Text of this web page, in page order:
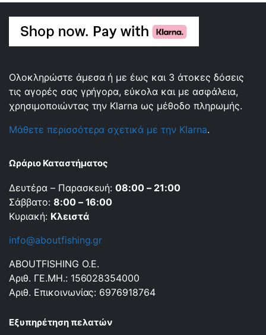
Ολοκληρώστε άμεσα ή με έως και 3 άτοκες δόσεις
τις αγορές σας γρήγορα, εύκολα και με ασφάλεια,
χρησιμοποιώντας την Klarna ως μέθοδο πληρωμής.
Μάθετε περισσότερα σχετικά με την Klarna.
Ωράριο Καταστήματος
Δευτέρα – Παρασκευή:08:00 – 21:00
Σάββατο: 8:00 – 16:00
Κυριακή: Κλειστά
info@aboutfishing.gr
ABOUTFISHING Ο.Ε.
Αριθ. ΓΕ.ΜΗ.: 156028354000
Αριθ. Επικοινωνίας: 6976918764
Εξυπηρέτηση πελατών